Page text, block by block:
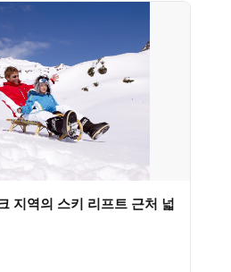
지역의 스키 리프트 근처 넓